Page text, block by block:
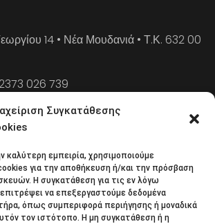
Συγκατάθεσης
καλύτερη εμπειρία, χρησιμοποιούμε
για την αποθήκευση ή/και την πρόσβαση
Η συγκατάθεση για τις εν λόγω
να επεξεργαστούμε δεδομένα
όπως συμπεριφορά περιήγησης ή μοναδικά
τον ιστότοπο. Η μη συγκατάθεση ή η
14 • Νέα Μουδανιά • Τ.Κ. 632 00
026 739
739
ηλεκτρονικό μας φυλλάδιο και μείνετε